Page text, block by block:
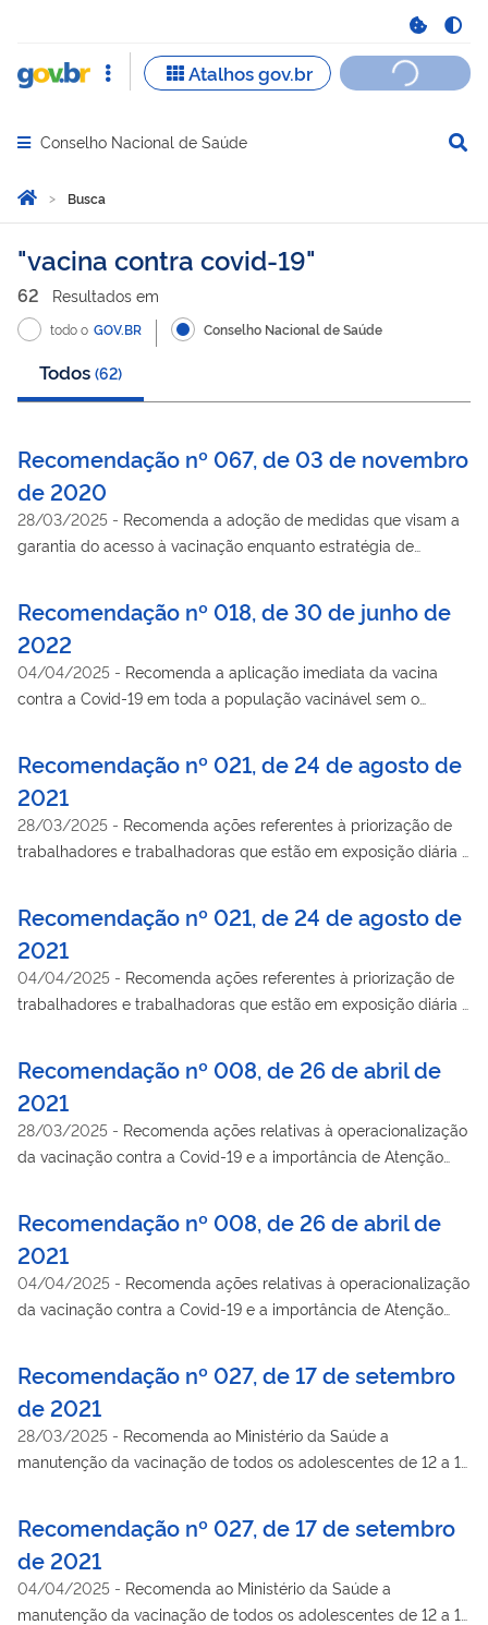
Abrir menu principal de navegação
Conselho Nacional de Saúde
Você está aqui:
Página Inicial
Busca
Busca
vacina contra covid-19
62 Resultados em
todo o GOV.BR Conselho Nacional de Saúde
Todos (62)
Recomendação nº 067, de 03 de novembro
de 2020
28/03/2025 - Recomenda a adoção de medidas que visam a
garantia do acesso à vacinação enquanto estratégia de
Recomendação nº 018, de 30 de junho de
2022
04/04/2025 - Recomenda a aplicação imediata da vacina
contra a Covid-19 em toda a população vacinável sem o
Recomendação nº 021, de 24 de agosto de
2021
28/03/2025 - Recomenda ações referentes à priorização de
trabalhadores e trabalhadoras que estão em exposição diária à
Recomendação nº 021, de 24 de agosto de
2021
04/04/2025 - Recomenda ações referentes à priorização de
trabalhadores e trabalhadoras que estão em exposição diária à
Recomendação nº 008, de 26 de abril de
2021
28/03/2025 - Recomenda ações relativas à operacionalização
da vacinação contra a Covid-19 e a importância de Atenção
Recomendação nº 008, de 26 de abril de
2021
04/04/2025 - Recomenda ações relativas à operacionalização
da vacinação contra a Covid-19 e a importância de Atenção
Recomendação nº 027, de 17 de setembro
de 2021
28/03/2025 - Recomenda ao Ministério da Saúde a
manutenção da vacinação de todos os adolescentes de 12 a 17
Recomendação nº 027, de 17 de setembro
de 2021
04/04/2025 - Recomenda ao Ministério da Saúde a
manutenção da vacinação de todos os adolescentes de 12 a 17